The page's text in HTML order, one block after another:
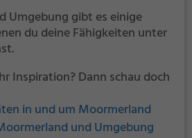
Umgebung gibt es einige
du deine Fähigkeiten unter
Inspiration? Dann schau doch
in und um Moormerland
und Umgebung